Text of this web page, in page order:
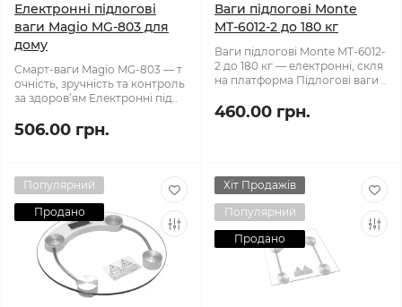
Електронні підлогові
ваги Magio MG‑803 для
дому
Смарт-ваги Magio MG-803 — т
очність, зручність та контроль
за здоров’ям Електронні під..
506.00 грн.
Ваги підлогові Monte
МТ-6012-2 до 180 кг
Ваги підлогові Monte MT-6012-
2 до 180 кг — електронні, скля
на платформа Підлогові ваги ..
460.00 грн.
Популярний
Продано
Хіт Продажів
Популярний
Продано